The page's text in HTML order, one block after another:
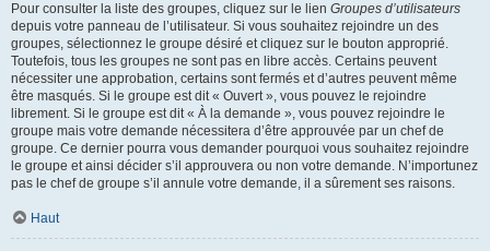
Pour consulter la liste des groupes, cliquez sur le lien Groupes d’utilisateurs
depuis votre panneau de l’utilisateur. Si vous souhaitez rejoindre un des
groupes, sélectionnez le groupe désiré et cliquez sur le bouton approprié.
Toutefois, tous les groupes ne sont pas en libre accès. Certains peuvent
nécessiter une approbation, certains sont fermés et d’autres peuvent même
être masqués. Si le groupe est dit « Ouvert », vous pouvez le rejoindre
librement. Si le groupe est dit « À la demande », vous pouvez rejoindre le
groupe mais votre demande nécessitera d’être approuvée par un chef de
groupe. Ce dernier pourra vous demander pourquoi vous souhaitez rejoindre
le groupe et ainsi décider s’il approuvera ou non votre demande. N’importunez
pas le chef de groupe s’il annule votre demande, il a sûrement ses raisons.
Haut